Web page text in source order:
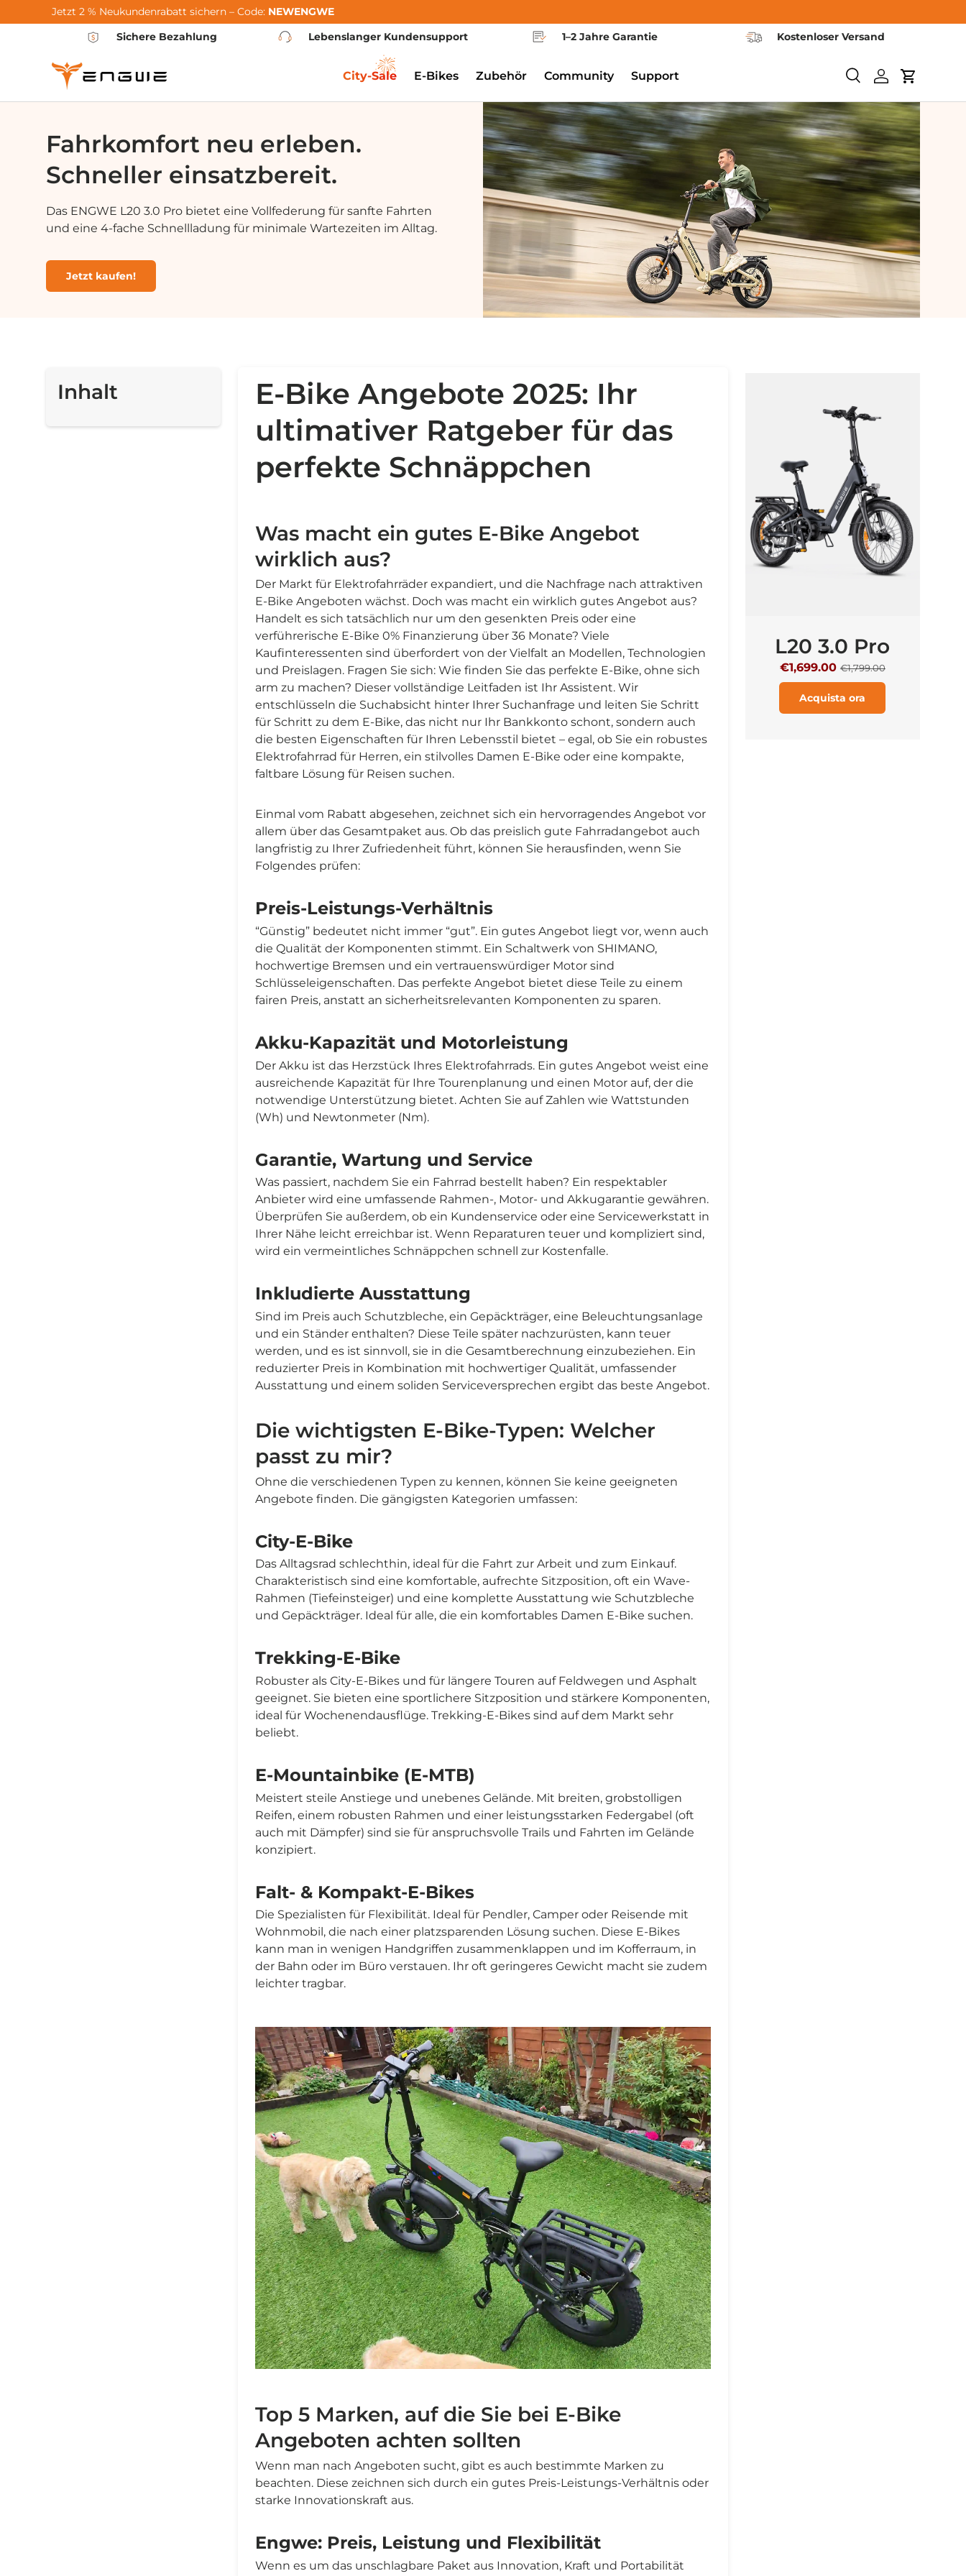
Vai al contenuto
Jetzt 2 % Neukundenrabatt sichern – Code: NEWENGWE
Sichere Bezahlung
Lebenslanger Kundensupport 1–2 Jahre Garantie Kostenloser Versand
<tc>Ricerca</tc>
LoginCarrello
City-Sale E-Bikes Zubehör Community Support
Fahrkomfort neu erleben.
Schneller einsatzbereit.
Das ENGWE L20 3.0 Pro bietet eine Vollfederung für sanfte Fahrten
und eine 4-fache Schnellladung für minimale Wartezeiten im Alltag.
Jetzt kaufen!
Inhalt
E-Bike Angebote 2025: Ihr
ultimativer Ratgeber für das
perfekte Schnäppchen
Was macht ein gutes E-Bike Angebot
wirklich aus?
Der Markt für Elektrofahrräder expandiert, und die Nachfrage nach attraktiven
E-Bike Angeboten wächst. Doch was macht ein wirklich gutes Angebot aus?
Handelt es sich tatsächlich nur um den gesenkten Preis oder eine
verführerische E-Bike 0% Finanzierung über 36 Monate? Viele
Kaufinteressenten sind überfordert von der Vielfalt an Modellen, Technologien
und Preislagen. Fragen Sie sich: Wie finden Sie das perfekte E-Bike, ohne sich
arm zu machen? Dieser vollständige Leitfaden ist Ihr Assistent. Wir
entschlüsseln die Suchabsicht hinter Ihrer Suchanfrage und leiten Sie Schritt
für Schritt zu dem E-Bike, das nicht nur Ihr Bankkonto schont, sondern auch
die besten Eigenschaften für Ihren Lebensstil bietet – egal, ob Sie ein robustes
Elektrofahrrad für Herren, ein stilvolles Damen E-Bike oder eine kompakte,
faltbare Lösung für Reisen suchen.
Einmal vom Rabatt abgesehen, zeichnet sich ein hervorragendes Angebot vor
allem über das Gesamtpaket aus. Ob das preislich gute Fahrradangebot auch
langfristig zu Ihrer Zufriedenheit führt, können Sie herausfinden, wenn Sie
Folgendes prüfen:
Preis-Leistungs-Verhältnis
“Günstig” bedeutet nicht immer “gut”. Ein gutes Angebot liegt vor, wenn auch
die Qualität der Komponenten stimmt. Ein Schaltwerk von SHIMANO,
hochwertige Bremsen und ein vertrauenswürdiger Motor sind
Schlüsseleigenschaften. Das perfekte Angebot bietet diese Teile zu einem
fairen Preis, anstatt an sicherheitsrelevanten Komponenten zu sparen.
Akku-Kapazität und Motorleistung
Der Akku ist das Herzstück Ihres Elektrofahrrads. Ein gutes Angebot weist eine
ausreichende Kapazität für Ihre Tourenplanung und einen Motor auf, der die
notwendige Unterstützung bietet. Achten Sie auf Zahlen wie Wattstunden
(Wh) und Newtonmeter (Nm).
Garantie, Wartung und Service
Was passiert, nachdem Sie ein Fahrrad bestellt haben? Ein respektabler
Anbieter wird eine umfassende Rahmen-, Motor- und Akkugarantie gewähren.
Überprüfen Sie außerdem, ob ein Kundenservice oder eine Servicewerkstatt in
Ihrer Nähe leicht erreichbar ist. Wenn Reparaturen teuer und kompliziert sind,
wird ein vermeintliches Schnäppchen schnell zur Kostenfalle.
Inkludierte Ausstattung
Sind im Preis auch Schutzbleche, ein Gepäckträger, eine Beleuchtungsanlage
und ein Ständer enthalten? Diese Teile später nachzurüsten, kann teuer
werden, und es ist sinnvoll, sie in die Gesamtberechnung einzubeziehen. Ein
reduzierter Preis in Kombination mit hochwertiger Qualität, umfassender
Ausstattung und einem soliden Serviceversprechen ergibt das beste Angebot.
Die wichtigsten E-Bike-Typen: Welcher
passt zu mir?
Ohne die verschiedenen Typen zu kennen, können Sie keine geeigneten
Angebote finden. Die gängigsten Kategorien umfassen:
City-E-Bike
Das Alltagsrad schlechthin, ideal für die Fahrt zur Arbeit und zum Einkauf.
Charakteristisch sind eine komfortable, aufrechte Sitzposition, oft ein Wave-
Rahmen (Tiefeinsteiger) und eine komplette Ausstattung wie Schutzbleche
und Gepäckträger. Ideal für alle, die ein komfortables Damen E-Bike suchen.
Trekking-E-Bike
Robuster als City-E-Bikes und für längere Touren auf Feldwegen und Asphalt
geeignet. Sie bieten eine sportlichere Sitzposition und stärkere Komponenten,
ideal für Wochenendausflüge. Trekking-E-Bikes sind auf dem Markt sehr
beliebt.
E-Mountainbike (E-MTB)
Meistert steile Anstiege und unebenes Gelände. Mit breiten, grobstolligen
Reifen, einem robusten Rahmen und einer leistungsstarken Federgabel (oft
auch mit Dämpfer) sind sie für anspruchsvolle Trails und Fahrten im Gelände
konzipiert.
Falt- & Kompakt-E-Bikes
Die Spezialisten für Flexibilität. Ideal für Pendler, Camper oder Reisende mit
Wohnmobil, die nach einer platzsparenden Lösung suchen. Diese E-Bikes
kann man in wenigen Handgriffen zusammenklappen und im Kofferraum, in
der Bahn oder im Büro verstauen. Ihr oft geringeres Gewicht macht sie zudem
leichter tragbar.
Top 5 Marken, auf die Sie bei E-Bike
Angeboten achten sollten
Wenn man nach Angeboten sucht, gibt es auch bestimmte Marken zu
beachten. Diese zeichnen sich durch ein gutes Preis-Leistungs-Verhältnis oder
starke Innovationskraft aus.
Engwe: Preis, Leistung und Flexibilität
Wenn es um das unschlagbare Paket aus Innovation, Kraft und Portabilität
L20 3.0 Pro
€1,699.00 €1,799.00
Acquista ora